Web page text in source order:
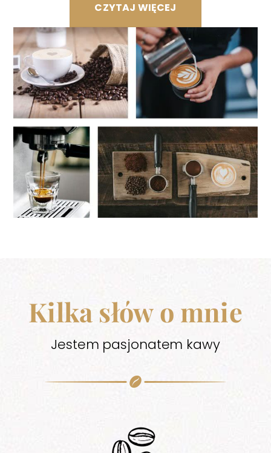
CZYTAJ WIĘCEJ
Kilka słów o mnie
Jestem pasjonatem kawy